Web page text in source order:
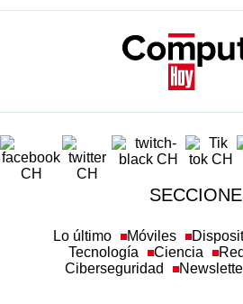
Tecnología
Ciencia
Ciberseguridad